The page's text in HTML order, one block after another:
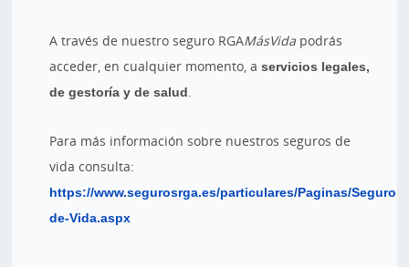
A través de nuestro seguro RGAMásVida podrás
acceder, en cualquier momento, aservicios legales,
de gestoría y de salud.
Para más información sobre nuestros seguros de
vida consulta:
https://www.segurosrga.es/particulares/Paginas/Seguros-
de-Vida.aspx